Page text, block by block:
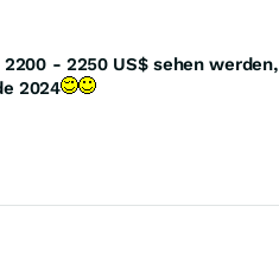
- 2250 US$ sehen werden,
2024